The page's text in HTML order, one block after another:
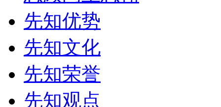
先知优势
先知文化
先知荣誉
先知观点